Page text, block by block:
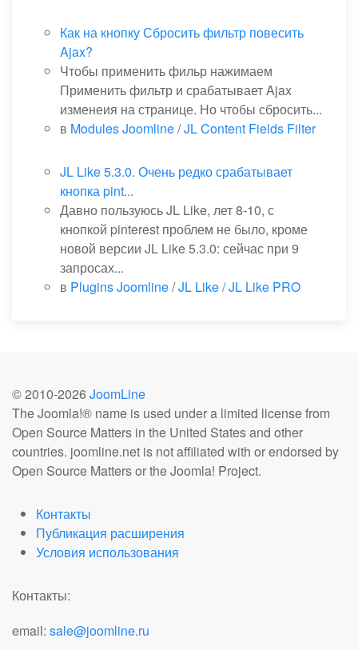
Как на кнопку Сбросить фильтр повесить
Ajax?
Чтобы применить фильр нажимаем
Применить фильтр и срабатывает Ajax
изменеия на странице. Но чтобы сбросить...
в Modules Joomline/JL Content Fields Filter
JL Like 5.3.0. Очень редко срабатывает
кнопка pint...
Давно пользуюсь JL Like, лет 8-10, с
кнопкой pinterest проблем не было, кроме
новой версии JL Like 5.3.0: сейчас при 9
запросах...
в Plugins Joomline/JL Like / JL Like PRO
© 2010-2026 JoomLine
The Joomla!® name is used under a limited license from
Open Source Matters in the United States and other
countries. joomline.net is not affiliated with or endorsed by
Open Source Matters or the Joomla! Project.
Контакты
Публикация расширения
Условия использования
Контакты:
email: sale@joomline.ru